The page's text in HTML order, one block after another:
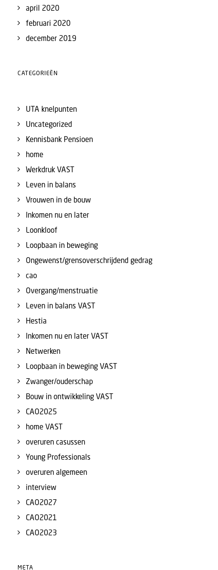
april 2020
februari 2020
december 2019
CATEGORIEËN
UTA knelpunten
Uncategorized
Kennisbank Pensioen
home
Werkdruk VAST
Leven in balans
Vrouwen in de bouw
Inkomen nu en later
Loonkloof
Loopbaan in beweging
Ongewenst/grensoverschrijdend gedrag
cao
Overgang/menstruatie
Leven in balans VAST
Hestia
Inkomen nu en later VAST
Netwerken
Loopbaan in beweging VAST
Zwanger/ouderschap
Bouw in ontwikkeling VAST
CAO2025
home VAST
overuren casussen
Young Professionals
overuren algemeen
interview
CAO2027
CAO2021
CAO2023
META